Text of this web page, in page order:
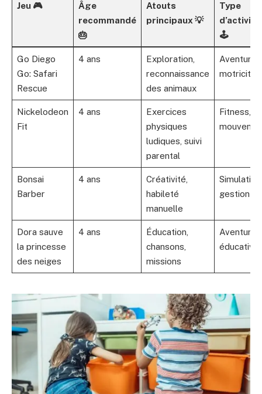
Jeu 🎮
Âge
recommandé
🎂
Atouts
principaux 💡
Type
d’activité
🕹️
Go Diego
Go: Safari
Rescue
4 ans
Exploration,
reconnaissance
des animaux
Aventure,
motricité
Nickelodeon
Fit
4 ans
Exercices
physiques
ludiques, suivi
parental
Fitness,
Bonsai
Barber
4 ans
Créativité,
habileté
manuelle
Simulation,
gestion
Dora sauve
la princesse
des neiges
4 ans
Éducation,
chansons,
missions
Aventure
éducative